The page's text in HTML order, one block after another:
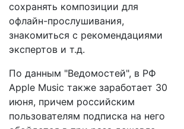
сохранять композиции для
офлайн-прослушивания,
знакомиться с рекомендациями
экспертов и т.д.
По данным "Ведомостей", в РФ
Apple Music также заработает 30
июня, причем российским
пользователям подписка на него